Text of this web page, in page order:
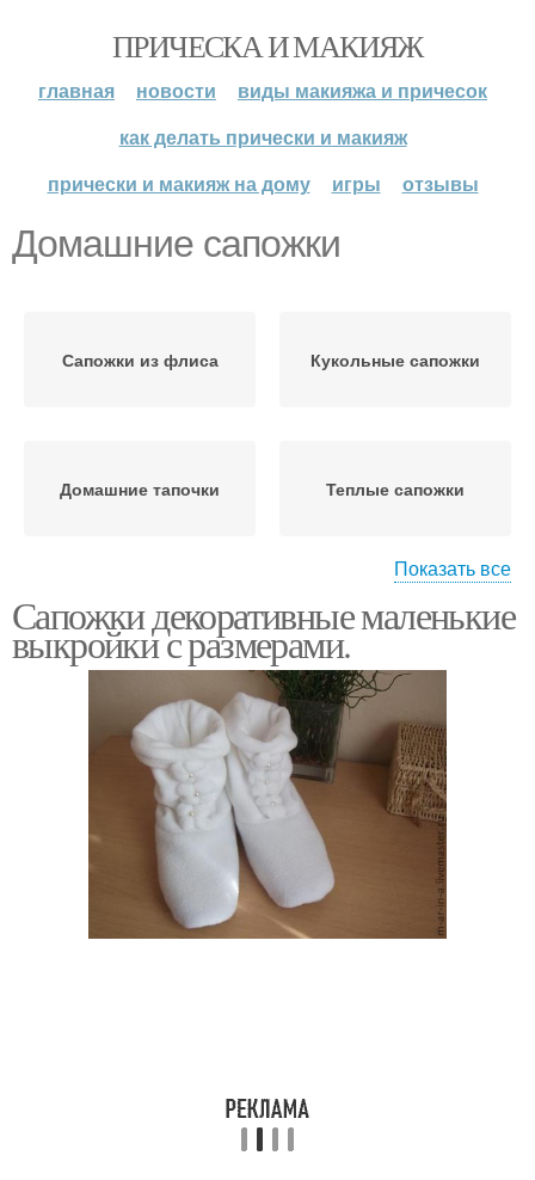
ПРИЧЕСКА И МАКИЯЖ
главная новости
виды макияжа и причесок
как делать прически и макияж
прически и макияж на дому
игры отзывы
Домашние сапожки
Сапожки из флиса Кукольные сапожки
Домашние тапочки Теплые сапожки
Сапожки из ткани Детские сапожки
Меховые сапожки Домашние чуни
Показать все
Сапожки декоративные маленькие
выкройки с размерами.